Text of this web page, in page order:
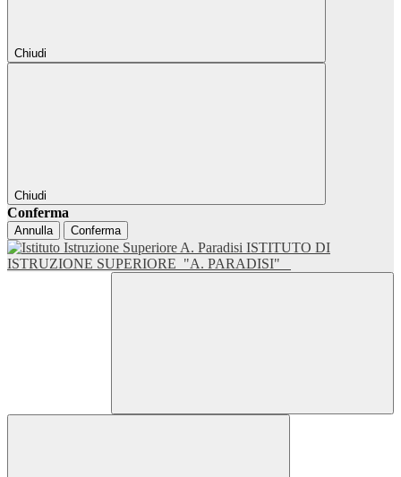
Chiudi
Chiudi
Conferma
Annulla Conferma
ISTITUTO DI
ISTRUZIONE SUPERIORE "A. PARADISI"